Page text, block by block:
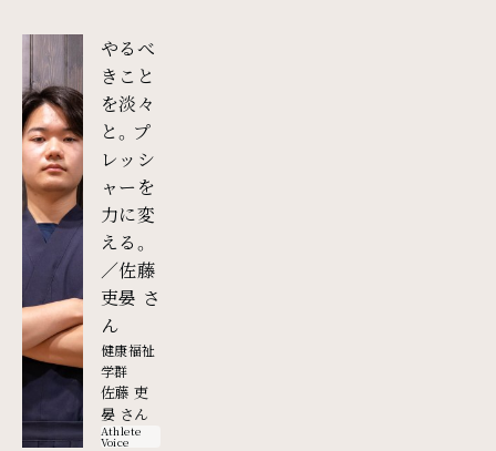
やるべ
きこと
を淡々
と。プ
レッシ
ャーを
力に変
える。
／佐藤
吏晏 さ
ん外部リンク
健康福祉
学群
佐藤 吏
晏 さん
Athlete
Voice